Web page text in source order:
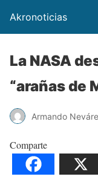
Akronoticias
La NASA
“arañas de
Armando
Comparte